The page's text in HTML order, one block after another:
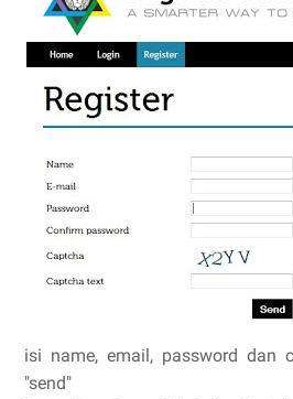
isi name, email, password dan
"send"